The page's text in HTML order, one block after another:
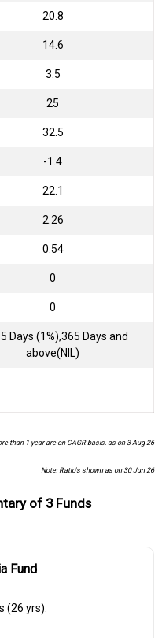
20.8
14.6
3.5
25
32.5
-1.4
22.1
2.26
0.54
0
0
Days (1%),365 Days and
above(NIL)
than 1 year are on CAGR basis. as on 3 Aug 26
Note: Ratio's shown as on 30 Jun 26
of 3 Funds
Fund
(26 yrs).